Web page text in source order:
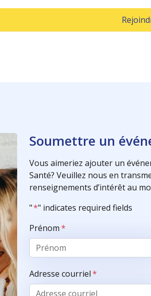
Soumettre un
Vous aimeriez ajouter un
Santé? Veuillez nous en
renseignements d’intérêt au
"*" indicates required fields
Prénom*
Adresse courriel*